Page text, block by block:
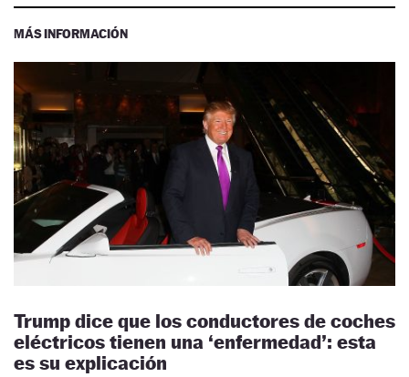
MÁS INFORMACIÓN
Trump dice que los conductores de coches
eléctricos tienen una ‘enfermedad’: esta
es su explicación